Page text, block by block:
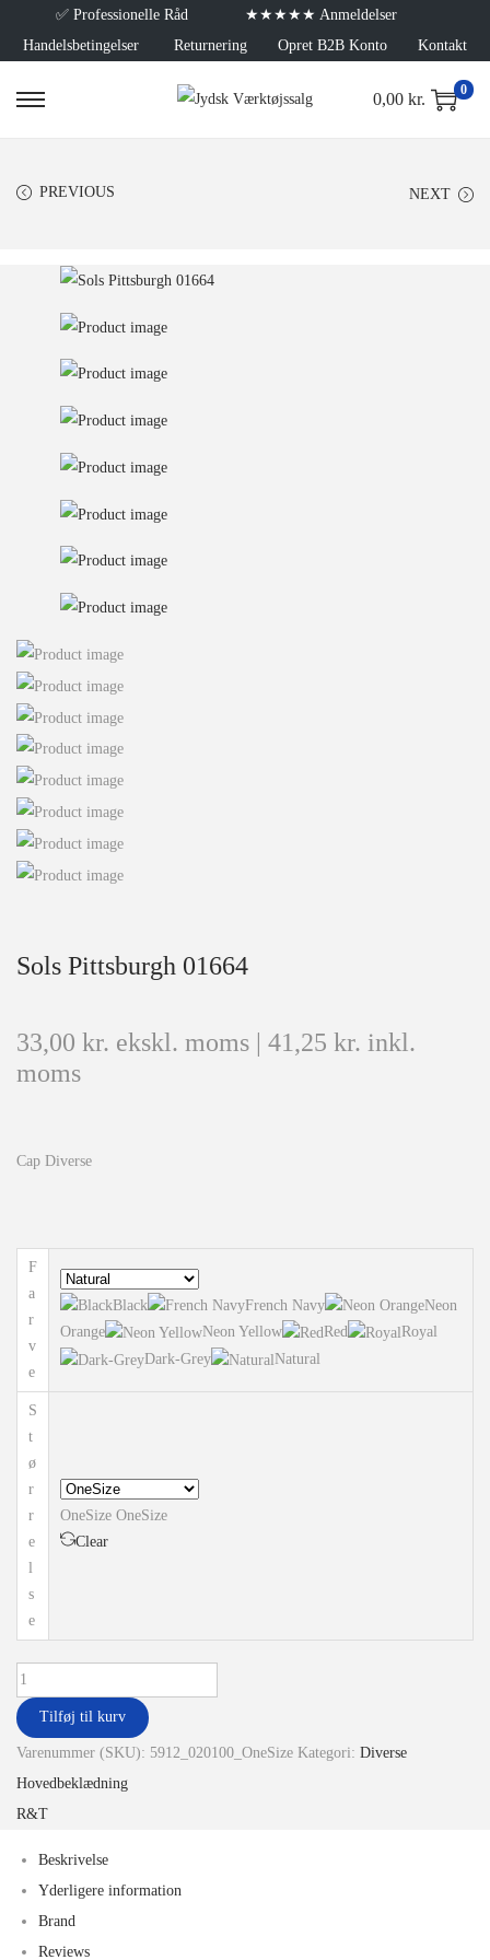
✅ Professionelle Råd
★★★★★ Anmeldelser
Handelsbetingelser
Returnering Opret B2B Konto Kontakt
0,00 kr. 0
PREVIOUS NEXT
Sols Pittsburgh 01664
33,00 kr. ekskl. moms | 41,25 kr. inkl.
moms
Cap Diverse
F
a
r
v
e
Black French Navy
Neon
Orange
Neon Yellow Red
Royal
Dark-Grey
Natural
S
t
ø
r
r
e
l
s
e
OneSize OneSize
Clear
Tilføj til kurv
Varenummer (SKU): 5912_020100_OneSize Kategori: Diverse
Hovedbeklædning
R&T
Beskrivelse
Yderligere information
Brand
Reviews